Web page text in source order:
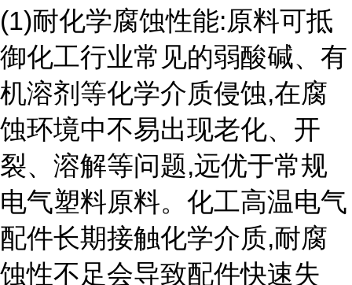
(1)耐化学腐蚀性能:原料可抵
御化工行业常见的弱酸碱、有
机溶剂等化学介质侵蚀,在腐
蚀环境中不易出现老化、开
裂、溶解等问题,远优于常规
电气塑料原料。化工高温电气
配件长期接触化学介质,耐腐
蚀性不足会导致配件快速失